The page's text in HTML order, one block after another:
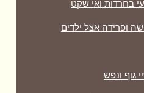
בחרדות ואי שקט
ופרידה אצל ילדים
גוף ונפש